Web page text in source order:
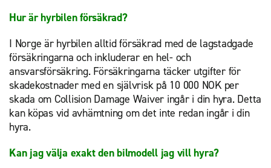
Hur är hyrbilen försäkrad?
I Norge är hyrbilen alltid försäkrad med de lagstadgade
försäkringarna och inkluderar en hel- och
ansvarsförsäkring. Försäkringarna täcker utgifter för
skadekostnader med en självrisk på 10 000 NOK per
skada om Collision Damage Waiver ingår i din hyra. Detta
kan köpas vid avhämtning om det inte redan ingår i din
hyra.
Kan jag välja exakt den bilmodell jag vill hyra?